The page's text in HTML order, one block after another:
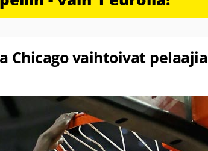
Chicago vaihtoivat pelaajia